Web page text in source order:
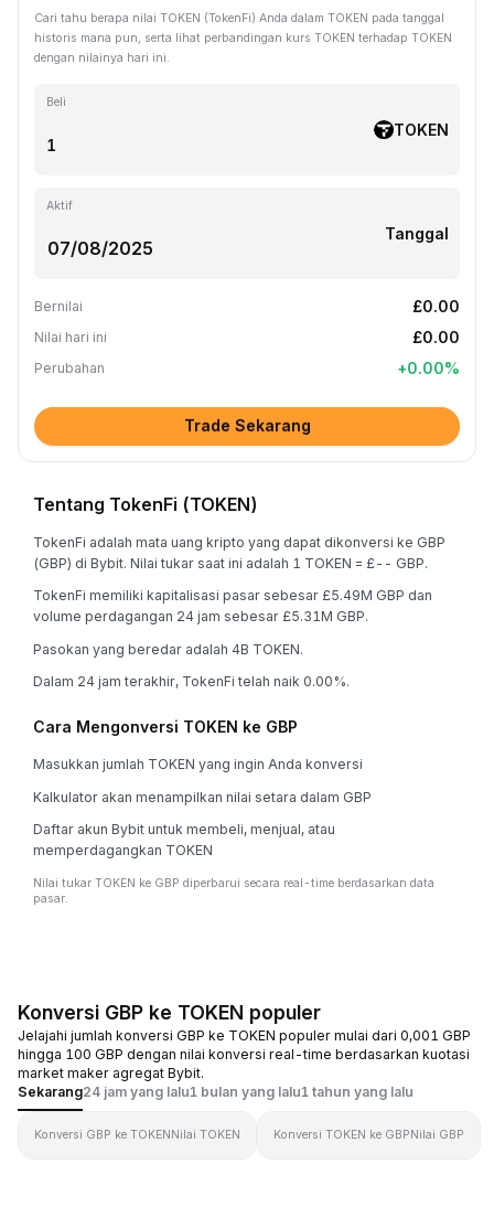
Cari tahu berapa nilai TOKEN (TokenFi) Anda dalam TOKEN pada tanggal
historis mana pun, serta lihat perbandingan kurs TOKEN terhadap TOKEN
dengan nilainya hari ini.
Beli
TOKEN
Aktif
Tanggal
Bernilai £0.00
Nilai hari ini £0.00
Perubahan +0.00%
Trade Sekarang
Tentang TokenFi (TOKEN)
TokenFi adalah mata uang kripto yang dapat dikonversi ke GBP
(GBP) di Bybit. Nilai tukar saat ini adalah 1 TOKEN = £-- GBP.
TokenFi memiliki kapitalisasi pasar sebesar £5.49M GBP dan
volume perdagangan 24 jam sebesar £5.31M GBP.
Pasokan yang beredar adalah 4B TOKEN.
Dalam 24 jam terakhir, TokenFi telah naik 0.00%.
Cara Mengonversi TOKEN ke GBP
Masukkan jumlah TOKEN yang ingin Anda konversi
Kalkulator akan menampilkan nilai setara dalam GBP
Daftar akun Bybit untuk membeli, menjual, atau
memperdagangkan TOKEN
Nilai tukar TOKEN ke GBP diperbarui secara real-time berdasarkan data
pasar.
Konversi GBP ke TOKEN populer
Jelajahi jumlah konversi GBP ke TOKEN populer mulai dari 0,001 GBP
hingga 100 GBP dengan nilai konversi real-time berdasarkan kuotasi
market maker agregat Bybit.
Sekarang24 jam yang lalu1 bulan yang lalu1 tahun yang lalu
Konversi GBP ke TOKENNilai TOKEN Konversi TOKEN ke GBPNilai GBP